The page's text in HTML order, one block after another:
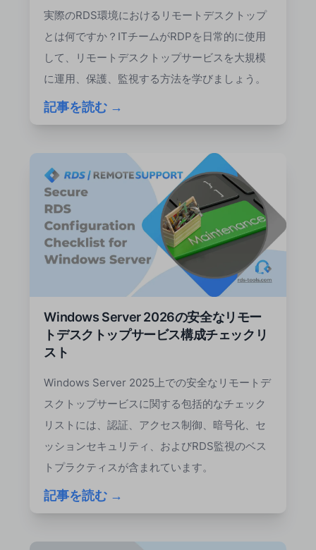
実際のRDS環境におけるリモートデスクトップ
とは何ですか？ITチームがRDPを日常的に使用
して、リモートデスクトップサービスを大規模
に運用、保護、監視する方法を学びましょう。
記事を読む →
Windows Server 2026の安全なリモー
トデスクトップサービス構成チェックリ
スト
Windows Server 2025上での安全なリモートデ
スクトップサービスに関する包括的なチェック
リストには、認証、アクセス制御、暗号化、セ
ッションセキュリティ、およびRDS監視のベス
トプラクティスが含まれています。
記事を読む →